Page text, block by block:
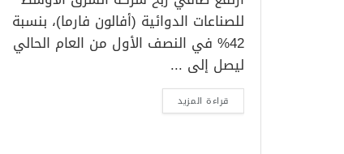
للصناعات الدوائية (أفالون فارما)، بنسبة
42% في النصف الأول من العام الحالي
ليصل إلى ...
قراءة المزيد